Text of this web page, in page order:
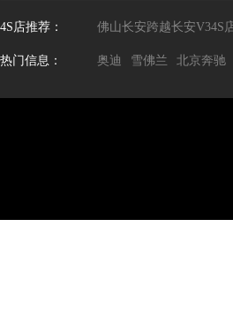
4S店推荐： 佛山长安跨越长安V34S
热门信息： 奥迪 雪佛兰 北京奔驰